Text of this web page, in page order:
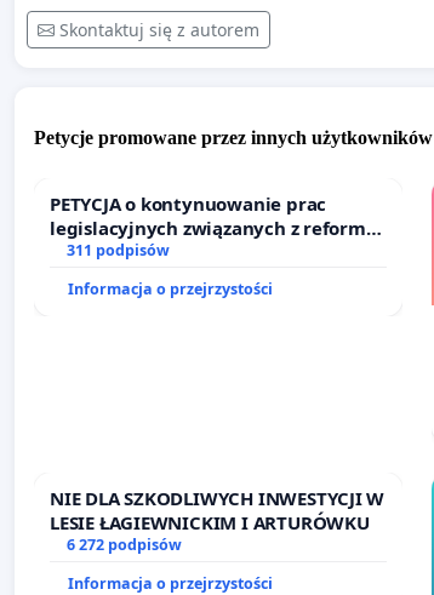
Skontaktuj się z autorem
Petycje promowane przez innych użytkowników
PETYCJA o kontynuowanie prac
legislacyjnych związanych z reformą
prawa rodzinnego
311 podpisów
Informacja o przejrzystości
NIE DLA SZKODLIWYCH INWESTYCJI W
LESIE ŁAGIEWNICKIM I ARTURÓWKU
6 272 podpisów
Informacja o przejrzystości